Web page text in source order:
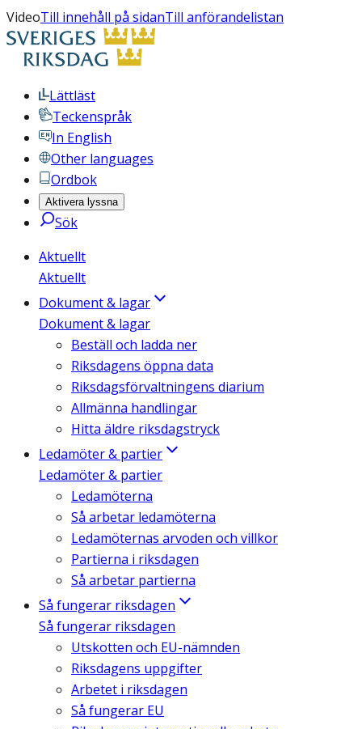
VideoTill innehåll på sidanTill anförandelistan
Lättläst
Teckenspråk
In English
Other languages
Ordbok
Aktivera lyssna
Sök
Aktuellt
Aktuellt
Dokument & lagar
Dokument & lagar
Beställ och ladda ner
Riksdagens öppna data
Riksdagsförvaltningens diarium
Allmänna handlingar
Hitta äldre riksdagstryck
Ledamöter & partier
Ledamöter & partier
Ledamöterna
Så arbetar ledamöterna
Ledamöternas arvoden och villkor
Partierna i riksdagen
Så arbetar partierna
Så fungerar riksdagen
Så fungerar riksdagen
Utskotten och EU-nämnden
Riksdagens uppgifter
Arbetet i riksdagen
Så fungerar EU